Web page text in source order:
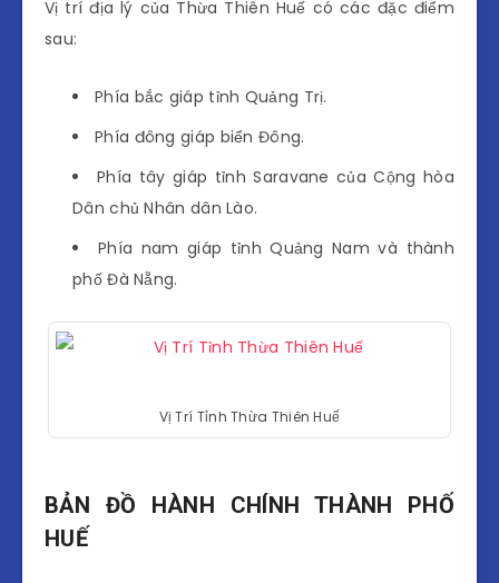
Vị trí địa lý của Thừa Thiên Huế có các đặc điểm
sau:
Phía bắc giáp tỉnh Quảng Trị.
Phía đông giáp biển Đông.
Phía tây giáp tỉnh Saravane của Cộng hòa
Dân chủ Nhân dân Lào.
Phía nam giáp tỉnh Quảng Nam và thành
phố Đà Nẵng.
Vị Trí Tỉnh Thừa Thiên Huế
BẢN ĐỒ HÀNH CHÍNH THÀNH PHỐ
HUẾ